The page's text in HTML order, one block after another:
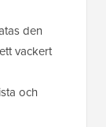
den
vackert
och